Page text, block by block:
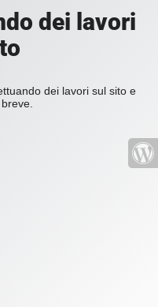
dei lavori
dei lavori sul sito e